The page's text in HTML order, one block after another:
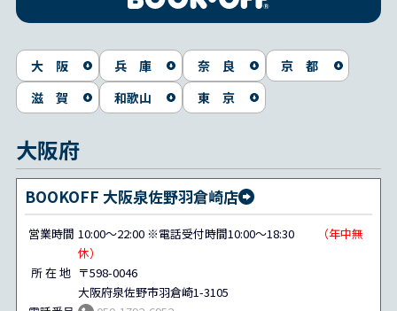
大 阪 兵 庫 奈 良
京 都
滋 賀
和歌山 東 京
大阪府
BOOKOFF 大阪泉佐野羽倉崎店
営業時間 10:00～22:00 ※電話受付時間10:00～18:30
（年中無
休）
所 在 地 〒598-0046
大阪府泉佐野市羽倉崎1-3105